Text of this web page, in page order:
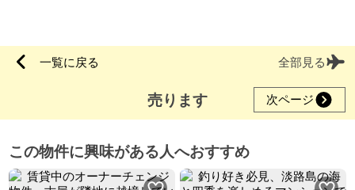
一覧に戻る 全部見る
売ります 次ページ
この物件に興味がある人へおすすめ